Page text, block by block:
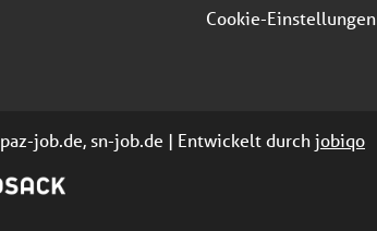
Cookie-Einstellungen
job.de, sn-job.de | Entwickelt durchjobiqo